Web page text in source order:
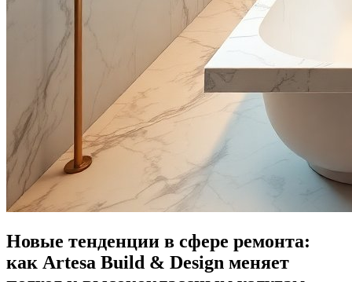
Новые тенденции в сфере ремонта:
как Artesa Build & Design меняет